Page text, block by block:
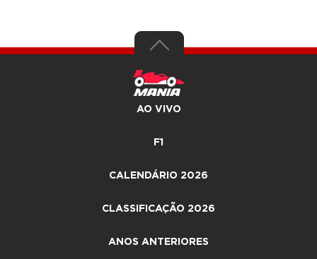
AO VIVO
F1
CALENDÁRIO 2026
CLASSIFICAÇÃO 2026
ANOS ANTERIORES